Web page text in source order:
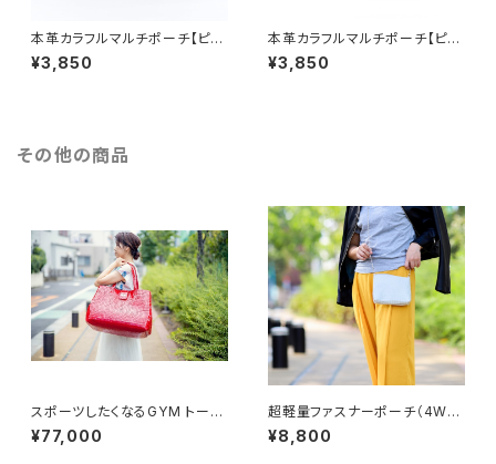
本革カラフルマルチポーチ【ピッ
グスキン】ブラウン
¥3,850
本革カラフルマルチポーチ【ピッ
グスキン】ターコイズブルー
¥3,850
その他の商品
スポーツしたくなるGYM トート
005 Lサイズ
¥77,000
超軽量ファスナーポーチ（4WA
Y）エクリューホワイト
¥8,800